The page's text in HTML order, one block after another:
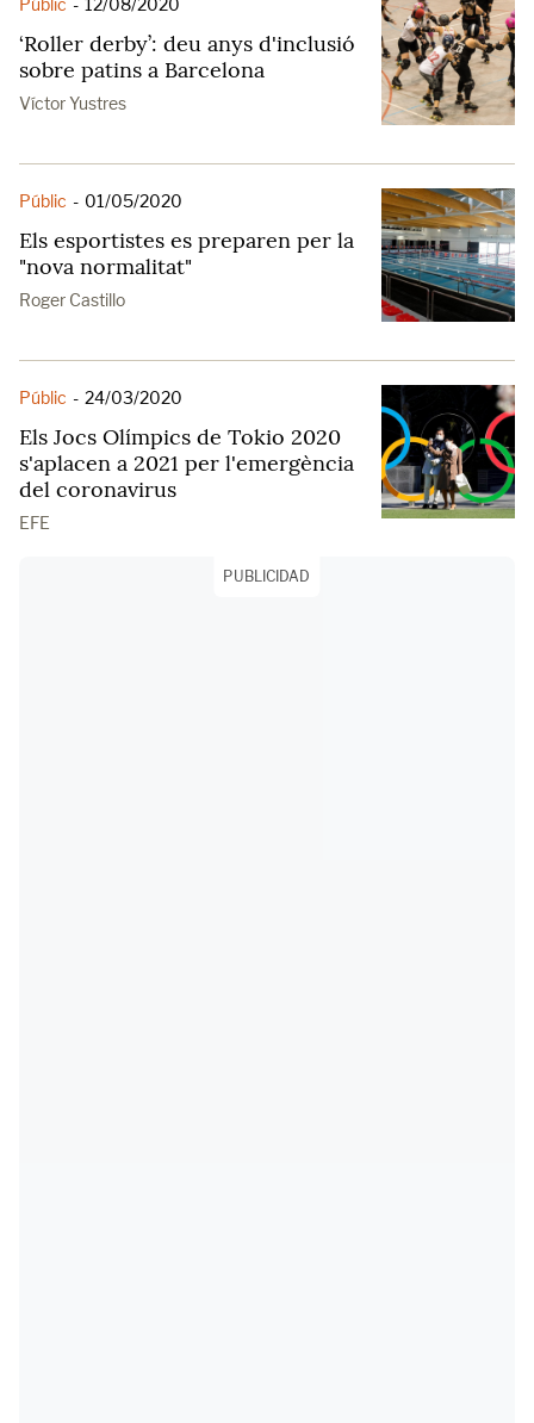
Públic - 12/08/2020
‘Roller derby’: deu anys d'inclusió
sobre patins a Barcelona
Víctor Yustres
Públic - 01/05/2020
Els esportistes es preparen per la
"nova normalitat"
Roger Castillo
Públic - 24/03/2020
Els Jocs Olímpics de Tokio 2020
s'aplacen a 2021 per l'emergència
del coronavirus
EFE
PUBLICIDAD